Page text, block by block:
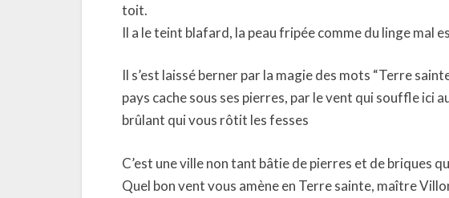
toit.
Il a le teint blafard, la peau fripée comme du linge mal
Il s’est laissé berner par la magie des mots “Terre
pays cache sous ses pierres, par le vent qui souffle ici
brûlant qui vous rôtit les fesses
C’est une ville non tant bâtie de pierres et de briques
Quel bon vent vous amène en Terre sainte, maître